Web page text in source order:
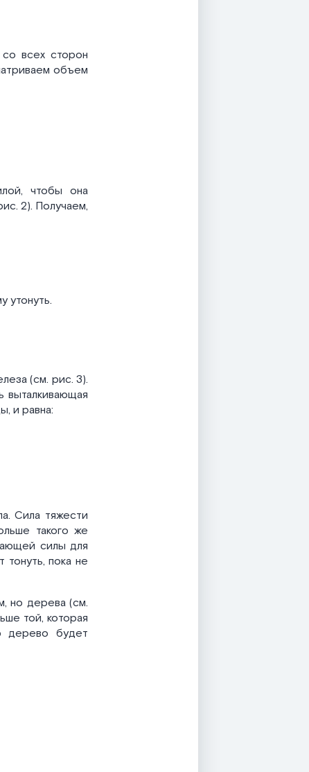
всех сторон
объем
чтобы она
2). Получаем,
утонуть.
(см. рис. 3).
выталкивающая
и равна:
Сила тяжести
такого же
силы для
пока не
но дерева (см.
той, которая
дерево будет